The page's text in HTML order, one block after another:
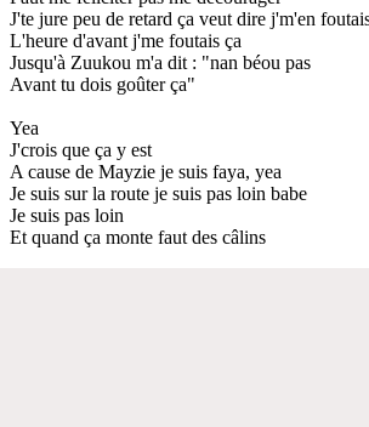
J'te jure peu de retard ça veut dire j'm'en
L'heure d'avant j'me foutais ça
Jusqu'à Zuukou m'a dit : "nan béou pas
Avant tu dois goûter ça"
Yea
J'crois que ça y est
A cause de Mayzie je suis faya, yea
Je suis sur la route je suis pas loin babe
Je suis pas loin
Et quand ça monte faut des câlins